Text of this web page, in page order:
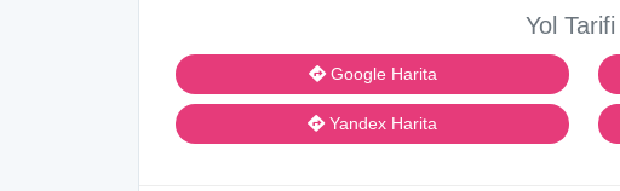
Yol Tarifi
Google Harita
Yandex Harita